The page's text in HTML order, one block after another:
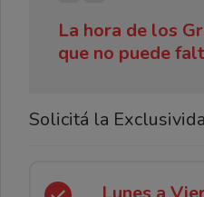
La hora de los
que no puede
Solicitá la